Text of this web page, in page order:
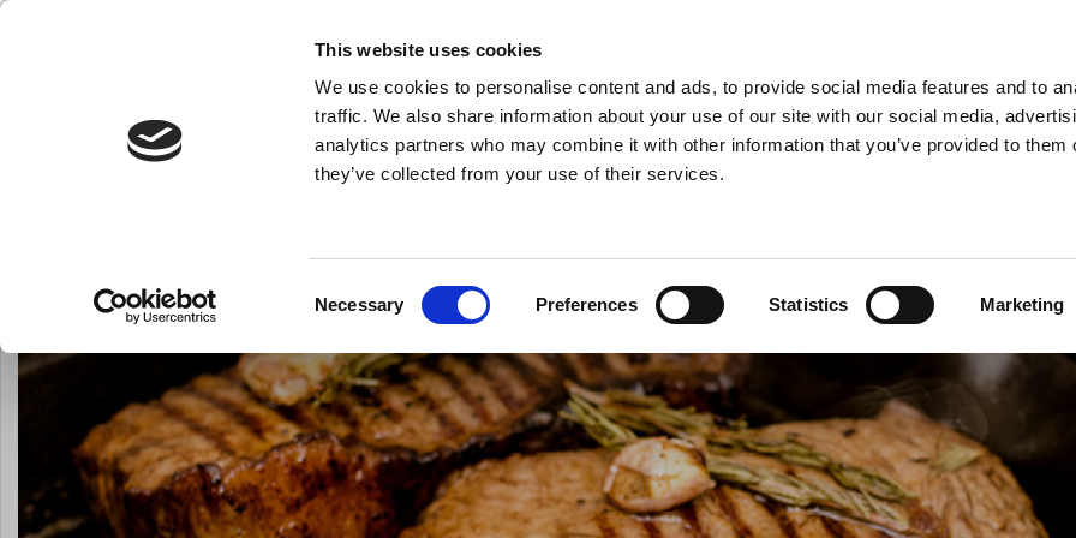
This website uses cookies
We use cookies to personalise content and ads, to provide social media features and to
traffic. We also share information about your use of our site with our social media,
analytics partners who may combine it with other information that you’ve provided to them
they’ve collected from your use of their services.
Necessary Preferences Statistics Marketing
- Køkkenudstyr til professionelle og entusiaster Søg
Køkkenredskaber Gryder & Pander Grill